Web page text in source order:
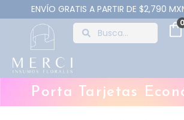
ENVÍO GRATIS A PARTIR DE $2,790
0
Porta Tarjetas